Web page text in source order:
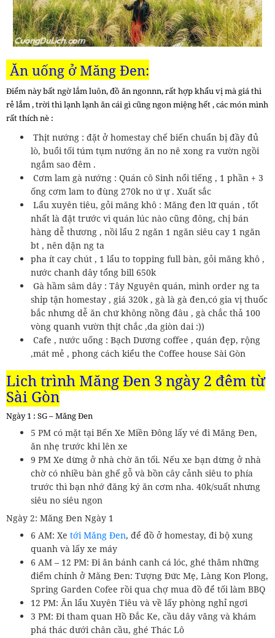
Ăn uống ở Măng Đen:
Điểm này bất ngờ lắm luôn, đồ ăn ngonnn, rất hợp khẩu vị mà giá thì
rẻ lắm , trời thì lạnh lạnh ăn cái gì cũng ngon miệng hết , các món mình
rất thích nè :
Thịt nướng : đặt ở homestay chế biến chuẩn bị đầy đủ
lò, buổi tối túm tụm nướng ăn no nê xong ra vườn ngồi
ngắm sao đêm .
Cơm lam gà nướng : Quán cô Sinh nổi tiếng , 1 phần + 3
ống cơm lam to đùng 270k no ứ ự . Xuất sắc
Lẩu xuyên tiêu, gỏi măng khô : Măng đen lữ quán , tốt
nhất là đặt trước vì quán lúc nào cũng đông, chị bán
hàng dễ thương , nồi lẩu 2 ngăn 1 ngăn siêu cay 1 ngăn
bt , nên dặn ng ta
pha ít cay chút , 1 lẩu to topping full bàn, gỏi măng khô ,
nước chanh dây tổng bill 650k
Gà hầm sâm dây : Tây Nguyên quán, mình order ng ta
ship tận homestay , giá 320k , gà là gà đen,có gia vị thuốc
bắc nhưng dễ ăn chứ không nồng đâu , gà chắc thả 100
vòng quanh vườn thịt chắc ,da giòn dai :))
Cafe , nước uống : Bạch Dương coffee , quán đẹp, rộng
,mát mẻ , phong cách kiểu the Coffee house Sài Gòn
Lịch trình Măng Đen 3 ngày 2 đêm từ
Sài Gòn
Ngày 1 : SG – Măng Đen
5 PM có mặt tại Bến Xe Miền Đông lấy vé đi Măng Đen,
ăn nhẹ trước khi lên xe
9 PM Xe dừng ở nhà chờ ăn tối. Nếu xe bạn dừng ở nhà
chờ có nhiều bàn ghế gỗ và bồn cây cảnh siêu to phía
trước thì bạn nhớ đăng ký ăn cơm nha. 40k/suất nhưng
siêu no siêu ngon
Ngày 2: Măng Đen Ngày 1
6 AM: Xe tới Măng Đen, để đồ ở homestay, đi bộ xung
quanh và lấy xe máy
6 AM – 12 PM: Đi ăn bánh canh cá lóc, ghé thăm những
điểm chính ở Măng Đen: Tượng Đức Mẹ, Làng Kon Plong,
Spring Garden Cofee rồi qua chợ mua đồ để tối làm BBQ
12 PM: Ăn lẩu Xuyên Tiêu và về lấy phòng nghỉ ngơi
3 PM: Đi tham quan Hồ Đắc Ke, cầu dây văng và khám
phá thác dưới chân cầu, ghé Thác Lô